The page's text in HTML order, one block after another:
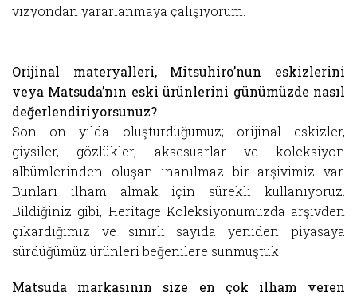
vizyondan yararlanmaya çalışıyorum.
Orijinal materyalleri, Mitsuhiro’nun eskizlerini
veya Matsuda’nın eski ürünlerini günümüzde nasıl
değerlendiriyorsunuz?
Son on yılda oluşturduğumuz; orijinal eskizler,
giysiler, gözlükler, aksesuarlar ve koleksiyon
albümlerinden oluşan inanılmaz bir arşivimiz var.
Bunları ilham almak için sürekli kullanıyoruz.
Bildiğiniz gibi, Heritage Koleksiyonumuzda arşivden
çıkardığımız ve sınırlı sayıda yeniden piyasaya
sürdüğümüz ürünleri beğenilere sunmuştuk.
Matsuda markasının size en çok ilham veren